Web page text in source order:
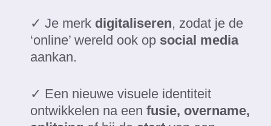
✓ Je merk digitaliseren, zodat je de
‘online’ wereld ook op social media
aankan.
✓ Een nieuwe visuele identiteit
ontwikkelen na een fusie, overname,